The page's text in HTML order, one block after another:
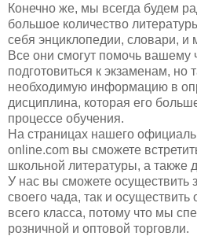
Конечно же, мы всегда будем
большое количество
себя энциклопедии, словари, и
Все они смогут помочь вашему
подготовиться к экзаменам, но
необходимую информацию в
дисциплина, которая его
процессе обучения.
На страницах нашего
online.com вы сможете
школьной литературы, а также
У нас вы сможете осуществить
своего чада, так и осуществить
всего класса, потому что мы
розничной и оптовой торговли.